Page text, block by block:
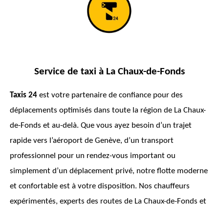
Service de taxi à La Chaux-de-Fonds
Taxis 24 est votre partenaire de confiance pour des
déplacements optimisés dans toute la région de La Chaux-
de-Fonds et au-delà. Que vous ayez besoin d’un trajet
rapide vers l’aéroport de Genève, d’un transport
professionnel pour un rendez-vous important ou
simplement d’un déplacement privé, notre flotte moderne
et confortable est à votre disposition. Nos chauffeurs
expérimentés, experts des routes de La Chaux-de-Fonds et